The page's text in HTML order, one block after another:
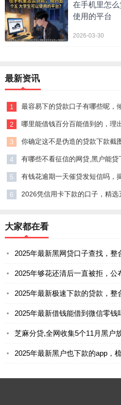
在手机里怎
使用的平台
2026-03-30
最新资讯
1
2 哪里能借钱百分百能借到的，理
3
4
5
6 2026凭信用卡下款的口子，精
大家都在看
2025年最新黑网贷口子查找，整合
2025年够花还清后一直被拒，公布五
2025年最新极速下款的贷款，整合
2025年最新借钱能借到微信零钱吗，整理五
芝麻分贷,全网收集5个11月黑户
2025年最新黑户也下款的app，梳理5个